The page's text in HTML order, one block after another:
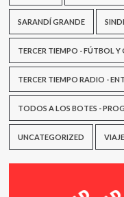
SARANDÍ GRANDE
TERCER TIEMPO - FÚTBOL Y
TERCER TIEMPO RADIO -
TODOS A LOS BOTES -
UNCATEGORIZED